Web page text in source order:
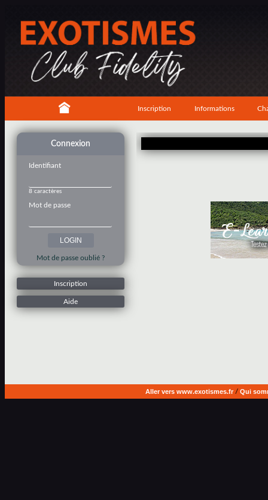
Inscription Informations
Connexion
Identifiant
8 caractères
Mot de passe
Mot de passe oublié ?
Inscription
Aide
Aller vers www.exotismes.fr/ Qui